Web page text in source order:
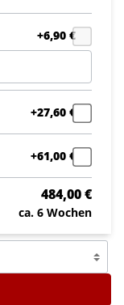
+6,90 €
+27,60 €
+61,00 €
484,00 €
ca. 6 Wochen